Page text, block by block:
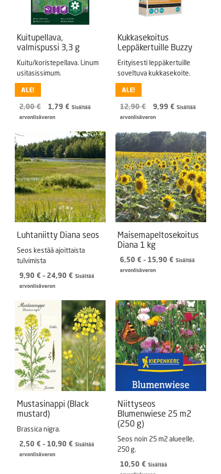
Kuitupellava,
valmispussi 3,3 g
Kuitu/koristepellava. Linum
usitasissimum.
ALE!
2,00€
Alkuperäinen
hinta
2,00 €.
1,79 € Nykyinen
1,79 €.
Sisältää
arvonlisäveron
Kukkasekoitus
Leppäkertuille Buzzy
Erityisesti leppäkertuille
soveltuva kukkasekoite.
ALE!
12,90€
Alkuperäinen
hinta
12,90 €.
9,99 € Nykyinen
9,99 €.
Sisältää
arvonlisäveron
Luhtaniitty Diana seos
Seos kestää ajoittaista
tulvimista
9,90 € – 24,90 € Hintaluokka:
24,90 €
Sisältää
arvonlisäveron
Maisemapeltosekoitus
Diana 1 kg
6,50 € – 15,90 € Hintaluokka:
Sisältää
arvonlisäveron
Mustasinappi (Black
mustard)
Brassica nigra.
2,50 € – 10,90 € Hintaluokka:
Sisältää
arvonlisäveron
Niittyseos
Blumenwiese 25 m2
(250 g)
Seos noin 25 m2 alueelle,
250 g.
10,50 € Sisältää